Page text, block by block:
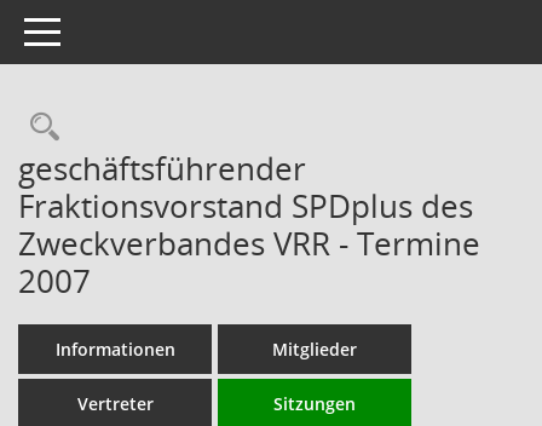
Toggle navigation
Rechercheauswahl
geschäftsführender
Fraktionsvorstand SPDplus des
Zweckverbandes VRR - Termine
2007
Informationen Mitglieder
Vertreter Sitzungen